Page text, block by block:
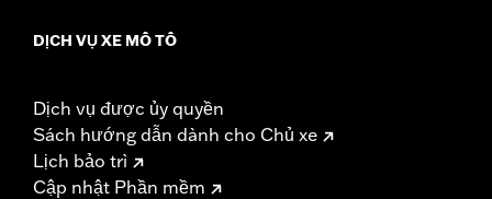
DỊCH VỤ XE MÔ TÔ
Dịch vụ được ủy quyền
Sách hướng dẫn dành cho Chủ xe
Lịch bảo trì
Cập nhật Phần mềm